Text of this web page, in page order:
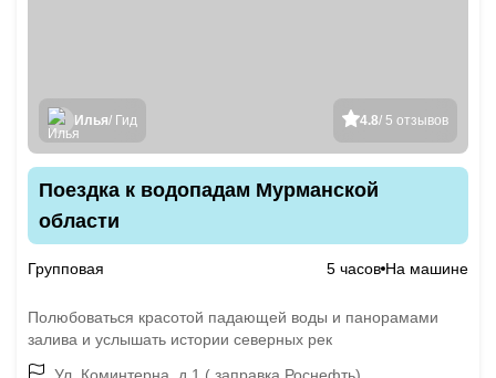
4.8/ 5 отзывов
Илья/ Гид
Поездка к водопадам Мурманской
области
Групповая 5 часов На машине
Полюбоваться красотой падающей воды и панорамами
залива и услышать истории северных рек